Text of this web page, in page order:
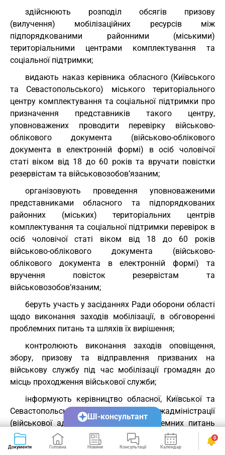
здійснюють розподіл обсягів призову
(вилучення) мобілізаційних ресурсів між
підпорядкованими районними (міськими)
територіальними центрами комплектування та
соціальної підтримки;
видають наказ керівника обласного (Київського
та Севастопольського) міського територіального
центру комплектування та соціальної підтримки про
призначення представників такого центру,
уповноважених проводити перевірку військово-
облікового документа (військово-облікового
документа в електронній формі) в осіб чоловічої
статі віком від 18 до 60 років та вручати повістки
резервістам та військовозобов’язаним;
організовують проведення уповноваженими
представниками обласного та підпорядкованих
районних (міських) територіальних центрів
комплектування та соціальної підтримки перевірок в
осіб чоловічої статі віком від 18 до 60 років
військово-облікового документа (військово-
облікового документа в електронній формі) та
вручення повісток резервістам та
військовозобов’язаним;
беруть участь у засіданнях Ради оборони області
щодо виконання заходів мобілізації, в обговоренні
проблемних питань та шляхів їх вирішення;
контролюють виконання заходів оповіщення,
збору, призову та відправлення призваних на
військову службу під час мобілізації громадян до
місць проходження військової служби;
інформують керівництво обласної, Київської та
Севастопольської міської держадміністрації
(військової адміністрації) щодо проблемних питань
виконання заходів мобілізації, призову резервістів та
військовозобов’язаних на адміністративній території
Документи Головна Новини Консультації Календар Сервіси
0
ШІ-консультант